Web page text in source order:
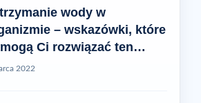
wody w
– wskazówki, które
Ci rozwiązać ten
2022